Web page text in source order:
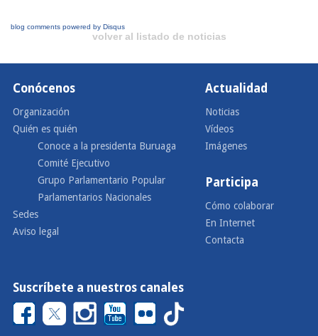
blog comments powered by Disqus
volver al listado de noticias
Conócenos
Organización
Quién es quién
Conoce a la presidenta Buruaga
Comité Ejecutivo
Grupo Parlamentario Popular
Parlamentarios Nacionales
Sedes
Aviso legal
Actualidad
Noticias
Vídeos
Imágenes
Participa
Cómo colaborar
En Internet
Contacta
Suscríbete a nuestros canales